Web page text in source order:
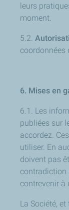
leurs
moment.
5.2.
coordonnées
6. Mises en
6.1. Les
publiées sur
accordez.
utiliser. En
doivent pas
contradiction
contrevenir à
La Société,